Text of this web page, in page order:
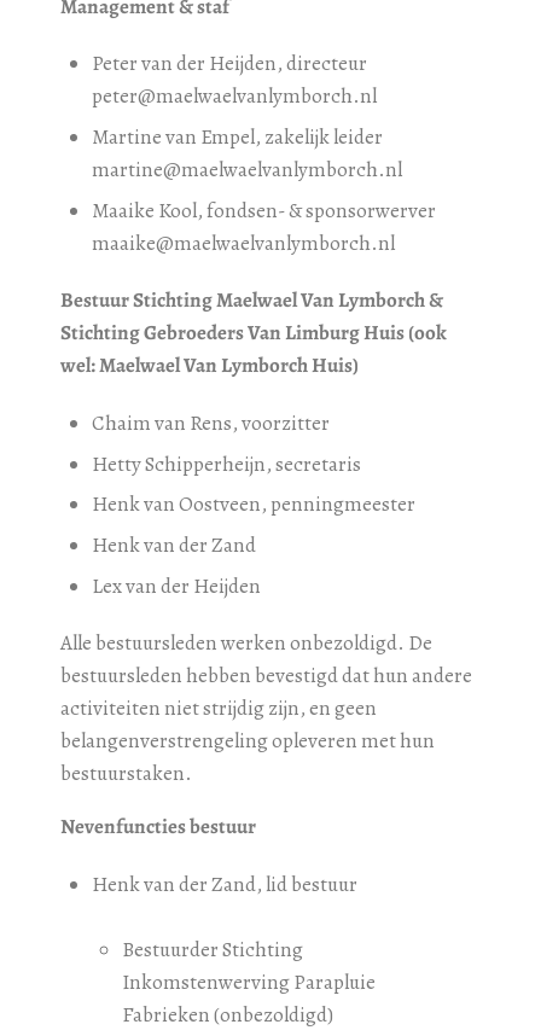
Management & staf
Peter van der Heijden, directeur
peter@maelwaelvanlymborch.nl
Martine van Empel, zakelijk leider
martine@maelwaelvanlymborch.nl
Maaike Kool, fondsen- & sponsorwerver
maaike@maelwaelvanlymborch.nl
Bestuur Stichting Maelwael Van Lymborch &
Stichting Gebroeders Van Limburg Huis (ook
wel: Maelwael Van Lymborch Huis)
Chaim van Rens, voorzitter
Hetty Schipperheijn, secretaris
Henk van Oostveen, penningmeester
Henk van der Zand
Lex van der Heijden
Alle bestuursleden werken onbezoldigd. De
bestuursleden hebben bevestigd dat hun andere
activiteiten niet strijdig zijn, en geen
belangenverstrengeling opleveren met hun
bestuurstaken.
Nevenfuncties bestuur
Henk van der Zand, lid bestuur
Bestuurder Stichting
Inkomstenwerving Parapluie
Fabrieken (onbezoldigd)